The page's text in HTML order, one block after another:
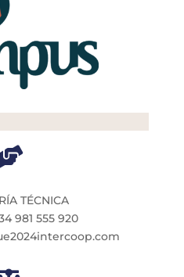
TÉCNICA
981 555 920